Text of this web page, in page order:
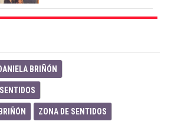
DANIELA BRIÑÓN
ZONA DE SENTIDOS